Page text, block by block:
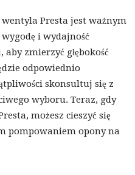
Presta jest ważnym
i wydajność
zmierzyć głębokość
odpowiednio
skonsultuj się z
wyboru. Teraz, gdy
możesz cieszyć się
pompowaniem opony na